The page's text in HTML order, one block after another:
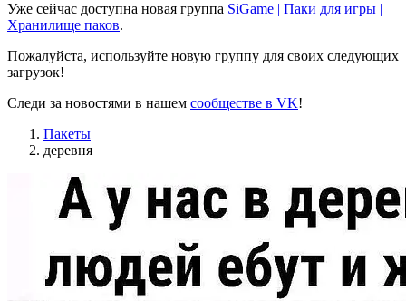
Уже сейчас доступна новая группа SiGame | Паки для игры |
Хранилище паков.
Пожалуйста, используйте новую группу для своих следующих
загрузок!
Следи за новостями в нашем сообществе в VK!
Пакеты
деревня